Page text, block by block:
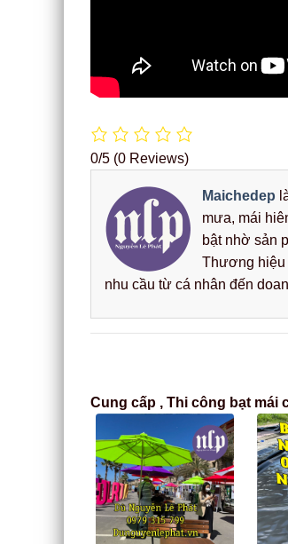
0/5 (0 Reviews)
Maichedep
mưa, mái
bật nhờ sản
Thương hiệu
nhu cầu từ cá nhân đến
Cung cấp , Thi công bạt mái